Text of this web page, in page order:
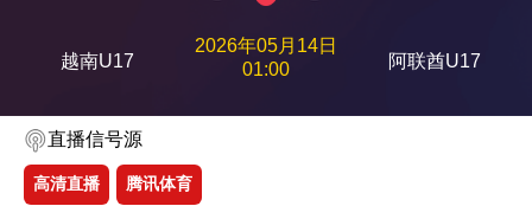
越南U17
2026年05月14日
01:00
阿联酋U17
直播信号源
高清直播 腾讯体育